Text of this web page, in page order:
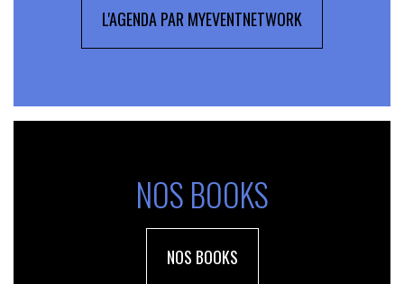
L'AGENDA PAR MYEVENTNETWORK
NOS BOOKS
NOS BOOKS